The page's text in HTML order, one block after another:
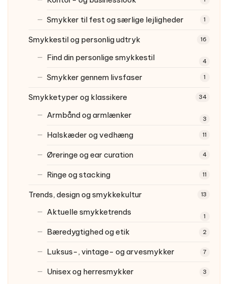
Smykker til fest og særlige lejligheder 1
Smykkestil og personlig udtryk 16
Find din personlige smykkestil 4
Smykker gennem livsfaser 1
Smykketyper og klassikere 34
Armbånd og armlænker 3
Halskæder og vedhæng 11
Øreringe og ear curation 4
Ringe og stacking 11
Trends, design og smykkekultur 13
Aktuelle smykketrends 1
Bæredygtighed og etik 2
Luksus-, vintage- og arvesmykker 7
Unisex og herresmykker 3